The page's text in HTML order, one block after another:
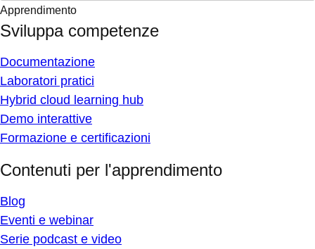
Apprendimento
Sviluppa competenze
Documentazione
Laboratori pratici
Hybrid cloud learning hub
Demo interattive
Formazione e certificazioni
Contenuti per l'apprendimento
Blog
Eventi e webinar
Serie podcast e video